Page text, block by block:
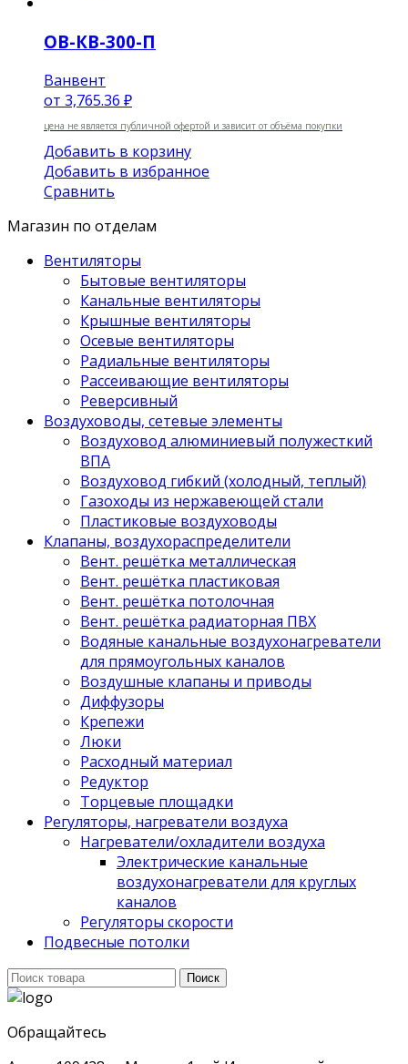
ОВ-КВ-300-П
Ванвент
от 3,765.36 ₽
цена не является публичной офертой и зависит от объёма покупки
Добавить в корзину
Добавить в избранное
Сравнить
Магазин по отделам
Вентиляторы
Бытовые вентиляторы
Канальные вентиляторы
Крышные вентиляторы
Осевые вентиляторы
Радиальные вентиляторы
Рассеивающие вентиляторы
Реверсивный
Воздуховоды, сетевые элементы
Воздуховод алюминиевый полужесткий
ВПА
Воздуховод гибкий (холодный, теплый)
Газоходы из нержавеющей стали
Пластиковые воздуховоды
Клапаны, воздухораспределители
Вент. решётка металлическая
Вент. решётка пластиковая
Вент. решётка потолочная
Вент. решётка радиаторная ПВХ
Водяные канальные воздухонагреватели
для прямоугольных каналов
Воздушные клапаны и приводы
Диффузоры
Крепежи
Люки
Расходный материал
Редуктор
Торцевые площадки
Регуляторы, нагреватели воздуха
Нагреватели/охладители воздуха
Электрические канальные
воздухонагреватели для круглых
каналов
Регуляторы скорости
Подвесные потолки
Поиск
для:
Поиск
Обращайтесь